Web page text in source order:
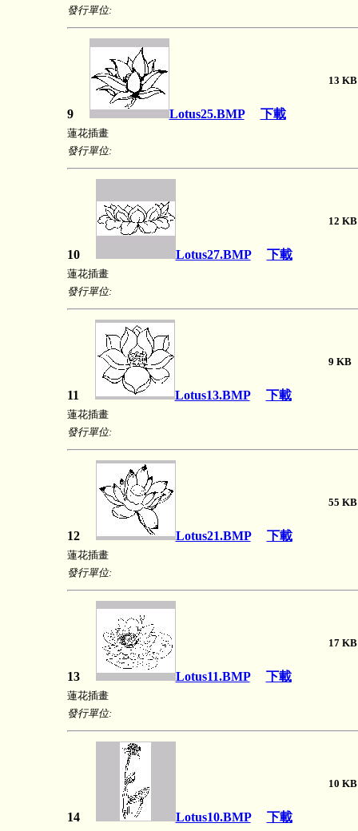
發行單位:
9 Lotus25.BMP 下載
13
蓮花插畫
發行單位:
10 Lotus27.BMP 下載
12
蓮花插畫
發行單位:
11 Lotus13.BMP 下載
9
蓮花插畫
發行單位:
12 Lotus21.BMP 下載
55
蓮花插畫
發行單位:
13 Lotus11.BMP 下載
17
蓮花插畫
發行單位:
14 Lotus10.BMP 下載
10